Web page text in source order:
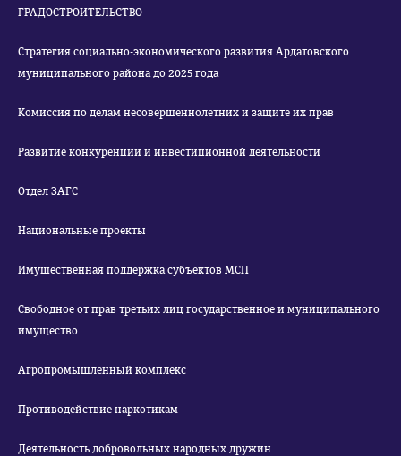
ГРАДОСТРОИТЕЛЬСТВО
Стратегия социально-экономического развития Ардатовского
муниципального района до 2025 года
Комиссия по делам несовершеннолетних и защите их прав
Развитие конкуренции и инвестиционной деятельности
Отдел ЗАГС
Национальные проекты
Имущественная поддержка субъектов МСП
Свободное от прав третьих лиц государственное и муниципального
имущество
Агропромышленный комплекс
Противодействие наркотикам
Деятельность добровольных народных дружин